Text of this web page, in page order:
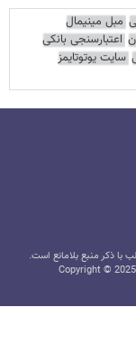
مبل مینیمال
اعتبارسنجی بانکی
سایت یوتوتایمز
ذکر منبع بلامانع است.
Copyright ©